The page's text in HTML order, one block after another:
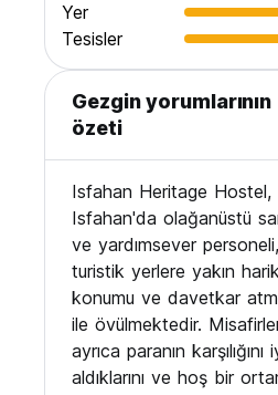
Yer
Tesisler
Gezgin yorumlarının
özeti
Isfahan Heritage Hostel,
Isfahan'da olağanüstü
ve yardımsever personeli,
turistik yerlere yakın
konumu ve davetkar
ile övülmektedir.
ayrıca paranın karşılığını
aldıklarını ve hoş bir